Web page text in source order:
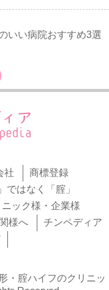
いい病院おすすめ3選
社
商標登録
ではなく「腟」
ック様・企業様
様へ
チンペディア
・腟ハイフのクリニッ